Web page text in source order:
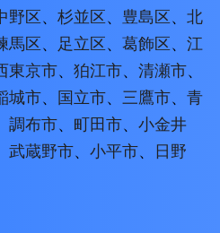
野区、 杉並区、 豊島区、 北
馬区、 足立区、 葛飾区、 江
東京市、 狛江市、 清瀬市、
城市、 国立市、 三鷹市、 青
調布市、 町田市、 小金井
武蔵野市、 小平市、 日野